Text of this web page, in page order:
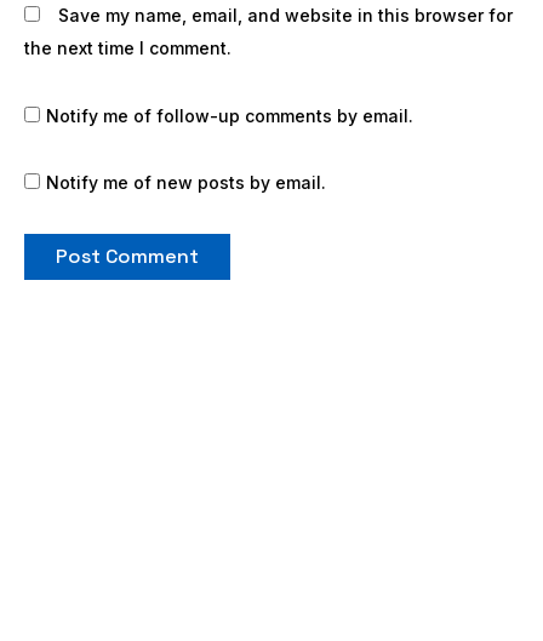
Save my name, email, and website in this browser for
the next time I comment.
Notify me of follow-up comments by email.
Notify me of new posts by email.